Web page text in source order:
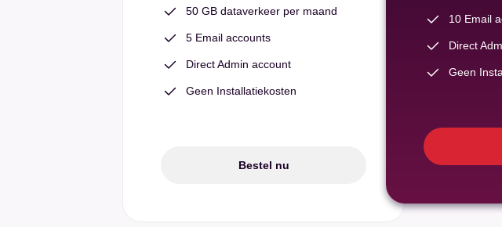
50 GB dataverkeer per maand
5 Email accounts
Direct Admin account
Geen Installatiekosten
Bestel nu
10 Email
Direct
Geen